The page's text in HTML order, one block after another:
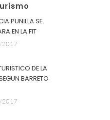
PUNILLA SE
EN LA FIT
2017
DE LA
BARRETO
2017